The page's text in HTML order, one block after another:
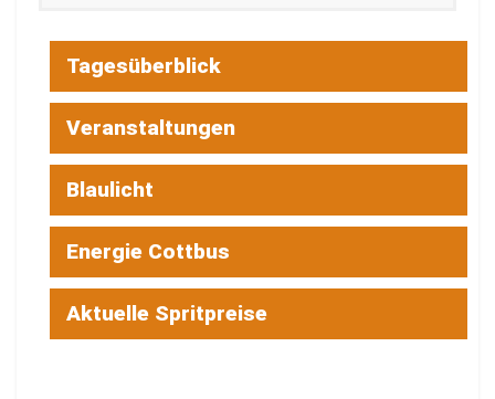
Tagesüberblick
Veranstaltungen
Blaulicht
Energie Cottbus
Aktuelle Spritpreise